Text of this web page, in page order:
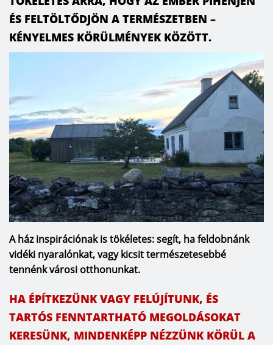
ÉS FELTÖLTŐDJÖN A TERMÉSZETBEN –
KÉNYELMES KÖRÜLMÉNYEK KÖZÖTT.
A ház inspirációnak is tökéletes: segít, ha feldobnánk
vidéki nyaralónkat, vagy kicsit természetesebbé
tennénk városi otthonunkat.
HA ÉPÍTKEZÜNK VAGY FELÚJÍTUNK, ÉS
TARTÓS FENNTARTHATÓ MEGOLDÁSOKAT
KERESÜNK, MINDENKÉPP NÉZZÜNK KÖRÜL A